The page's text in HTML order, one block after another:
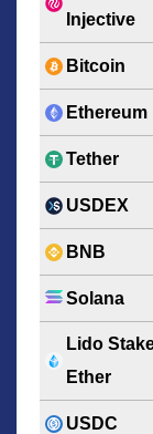
Injective
Bitcoin
Ethereum
Tether
USDEX
BNB
Solana
Lido
Ether
USDC